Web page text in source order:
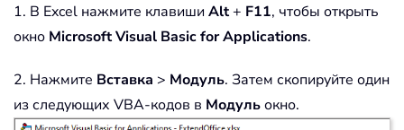
1. В Excel нажмите клавиши Alt+ F11, чтобы открыть
окно Microsoft Visual Basic for Applications.
2. Нажмите Вставка > Модуль. Затем скопируйте один
из следующих VBA-кодов в Модульокно.